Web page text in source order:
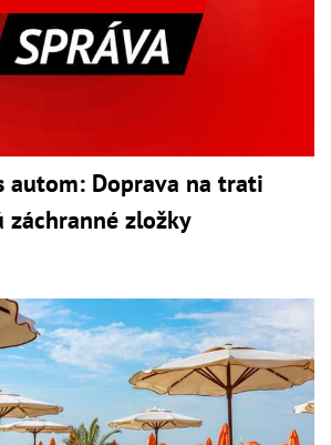
autom: Doprava na trati
záchranné zložky